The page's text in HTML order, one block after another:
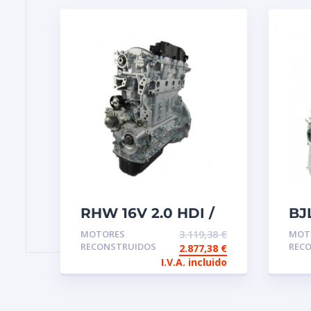
RHW 16V 2.0 HDI /
JTD Motor de
intercambio
reconstruido
MOTORES
RECONSTRUIDOS
3.119,38€
2.877,38 €
I.V.A. incluido